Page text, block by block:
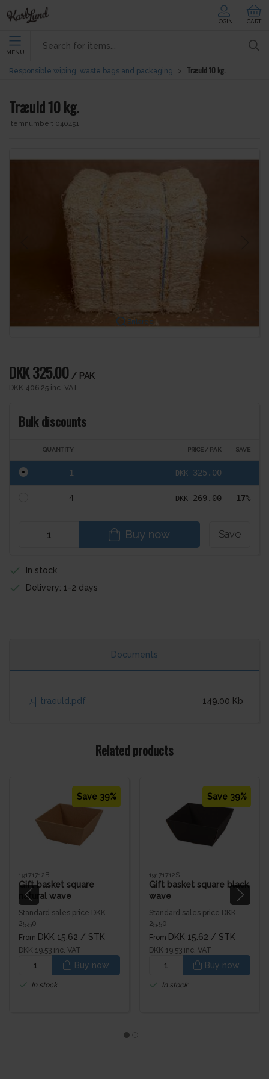
LOGIN CART
MENU
Responsible wiping, waste bags and packaging Træuld 10 kg.
Træuld 10 kg.
Itemnumber: 040451
Enlarge
DKK 325.00 / PAK
DKK 406.25 inc. VAT
Bulk discounts
QUANTITY PRICE / PAK SAVE
Buy now Save
1 DKK 325.00
4 DKK 269.00 17%
In stock
Delivery: 1-2 days
Documents
traeuld.pdf 149.00 Kb
Related products
Save 39%
19171712B
Gift basket square
natural wave
Standard sales price DKK
25.50
From DKK 15.62 / STK
DKK 19.53 inc. VAT
Buy now
In stock
Save 39%
19171712S
Gift basket square black
wave
Standard sales price DKK
25.50
From DKK 15.62 / STK
DKK 19.53 inc. VAT
Buy now
In stock